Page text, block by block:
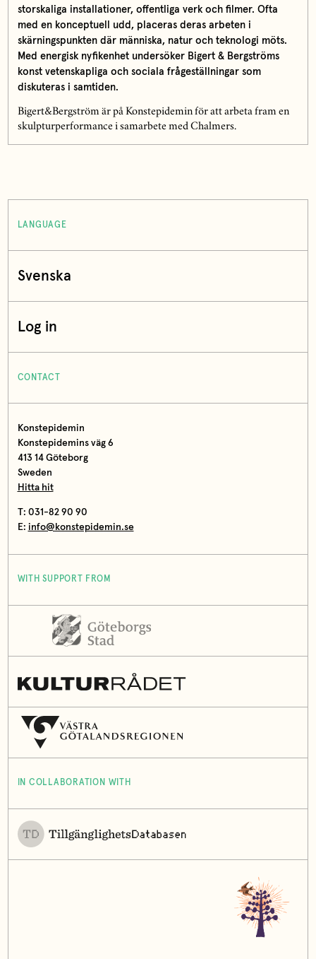
storskaliga installationer, offentliga verk och filmer. Ofta
med en konceptuell udd, placeras deras arbeten i
skärningspunkten där människa, natur och teknologi möts.
Med energisk nyfikenhet undersöker Bigert & Bergströms
konst vetenskapliga och sociala frågeställningar som
diskuteras i samtiden.
Bigert&Bergström är på Konstepidemin för att arbeta fram en
skulpturperformance i samarbete med Chalmers.
LANGUAGE
Svenska
Log in
CONTACT
Konstepidemin
Konstepidemins väg 6
413 14 Göteborg
Sweden
Hitta hit
T: 031-82 90 90
E: info@konstepidemin.se
WITH SUPPORT FROM
IN COLLABORATION WITH